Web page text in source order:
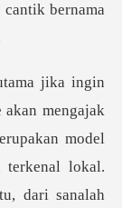
cantik bernama
model
terkenal lokal.